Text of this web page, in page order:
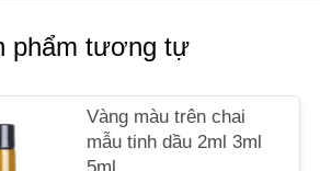
phẩm tương tự
Vàng màu trên chai
mẫu tinh dầu 2ml 3ml